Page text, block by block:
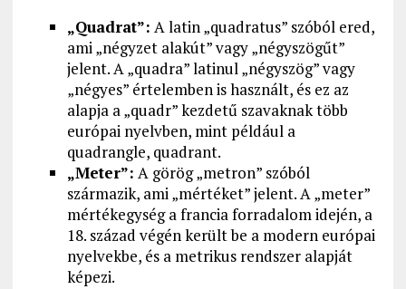
„Quadrat”: A latin „quadratus” szóból ered,
ami „négyzet alakút” vagy „négyszögűt”
jelent. A „quadra” latinul „négyszög” vagy
„négyes” értelemben is használt, és ez az
alapja a „quadr” kezdetű szavaknak több
európai nyelvben, mint például a
quadrangle, quadrant.
„Meter”: A görög „metron” szóból
származik, ami „mértéket” jelent. A „meter”
mértékegység a francia forradalom idején, a
18. század végén került be a modern európai
nyelvekbe, és a metrikus rendszer alapját
képezi.